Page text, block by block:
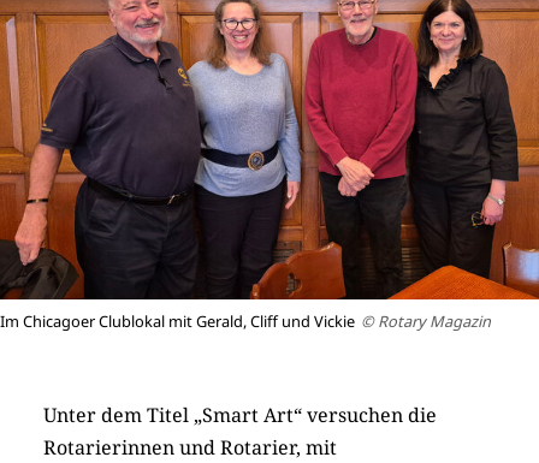
Im Chicagoer Clublokal mit Gerald, Cliff und Vickie © Rotary Magazin
Unter dem Titel „Smart Art“ versuchen die
Rotarierinnen und Rotarier, mit